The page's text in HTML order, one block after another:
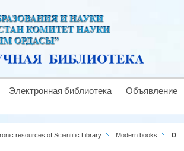
Электронная библиотека Объявление
resources of Scientific Library Modern books D